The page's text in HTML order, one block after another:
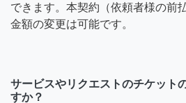
できます。本契約（依頼者様の前
金額の変更は可能です。
サービスやリクエストのチケット
すか？